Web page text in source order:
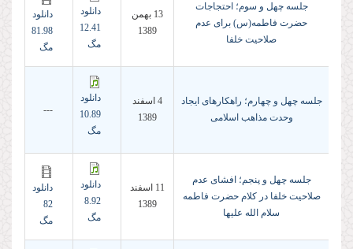
جلسه چهل و سوم؛ احتجاجات
حضرت فاطمه(س) برای عدم
صلاحیت خلفا
13 بهمن
1389
دانلود
12.41
مگ
دانلود
81.98
مگ
جلسه چهل و چهارم؛ راهکارهای ایجاد
وحدت مذاهب اسلامی
4 اسفند
1389
دانلود
10.89
مگ
---
جلسه چهل و پنجم؛ افشای عدم
صلاحیت خلفا در کلام حضرت فاطمه
سلام الله علیها
11 اسفند
1389
دانلود
8.92
مگ
دانلود
82
مگ